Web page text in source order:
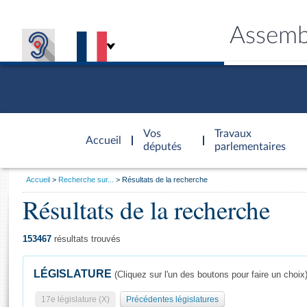
Accueil
d'accueil
Vos
députés
Travaux
parlementaires
Général
Vous
Accueil Recherche sur... Résultats de la recherche
Résultats de la recherche
153467 résultats trouvés
LÉGISLATURE (Cliquez sur l'un des boutons pour faire un choix)
17e législature (X) Précédentes législatures